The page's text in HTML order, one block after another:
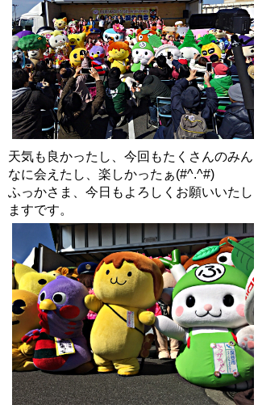
天気も良かったし、今回もたくさんのみん
なに会えたし、楽しかったぁ(#^.^#)
ふっかさま、今日もよろしくお願いいたし
ますです。